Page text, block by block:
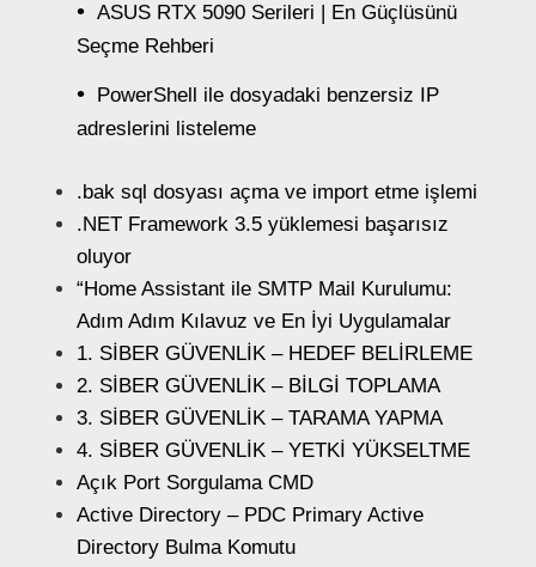
ASUS RTX 5090 Serileri | En Güçlüsünü
Seçme Rehberi
PowerShell ile dosyadaki benzersiz IP
adreslerini listeleme
.bak sql dosyası açma ve import etme işlemi
.NET Framework 3.5 yüklemesi başarısız
oluyor
“Home Assistant ile SMTP Mail Kurulumu:
Adım Adım Kılavuz ve En İyi Uygulamalar
1. SİBER GÜVENLİK – HEDEF BELİRLEME
2. SİBER GÜVENLİK – BİLGİ TOPLAMA
3. SİBER GÜVENLİK – TARAMA YAPMA
4. SİBER GÜVENLİK – YETKİ YÜKSELTME
Açık Port Sorgulama CMD
Active Directory – PDC Primary Active
Directory Bulma Komutu